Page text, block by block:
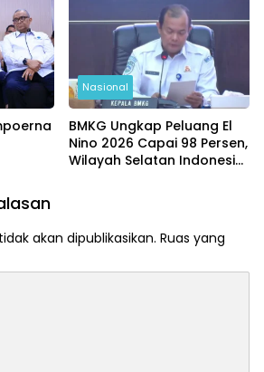
Nasional
BMKG Ungkap Peluang El
Nino 2026 Capai 98 Persen,
Wilayah Selatan Indonesia
akan dipublikasikan. Ruas yang